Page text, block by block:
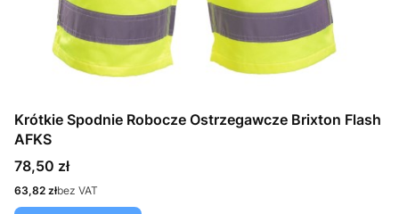
Krótkie Spodnie Robocze Ostrzegawcze Brixton Flash
AFKS
Cena
78,50 zł
Cena
63,82 złbez VAT